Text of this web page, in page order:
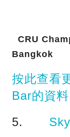
CRU
Bangkok
按此查看
Bar的資料
5.